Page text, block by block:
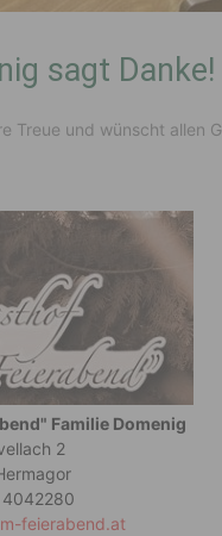
sagt Danke!
Treue und wünscht allen
Familie Domenig
2
feierabend.at